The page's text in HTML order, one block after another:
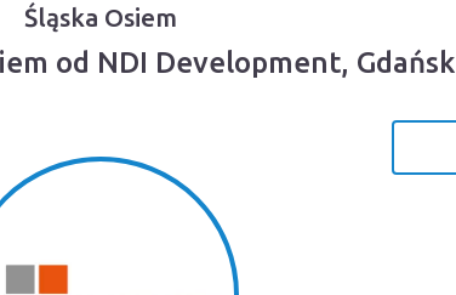
Śląska Osiem
od NDI Development, Gdańsk